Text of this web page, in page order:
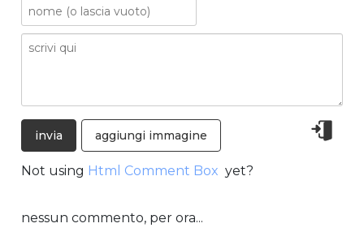
aggiungi immagine
Not using Html Comment Box yet?
nessun commento, per ora...